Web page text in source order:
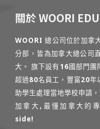
關於 WOORI
WOORI 總公司位於加拿
分部，皆為加拿大總公司
大。 旗下設有16國部門
超過80名員工，豐富20年
助學生處理當地學校申請
加拿大,最懂加拿大的
side!